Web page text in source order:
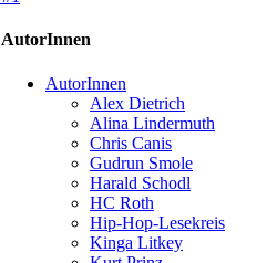
AutorInnen
AutorInnen
Alex Dietrich
Alina Lindermuth
Chris Canis
Gudrun Smole
Harald Schodl
HC Roth
Hip-Hop-Lesekreis
Kinga Litkey